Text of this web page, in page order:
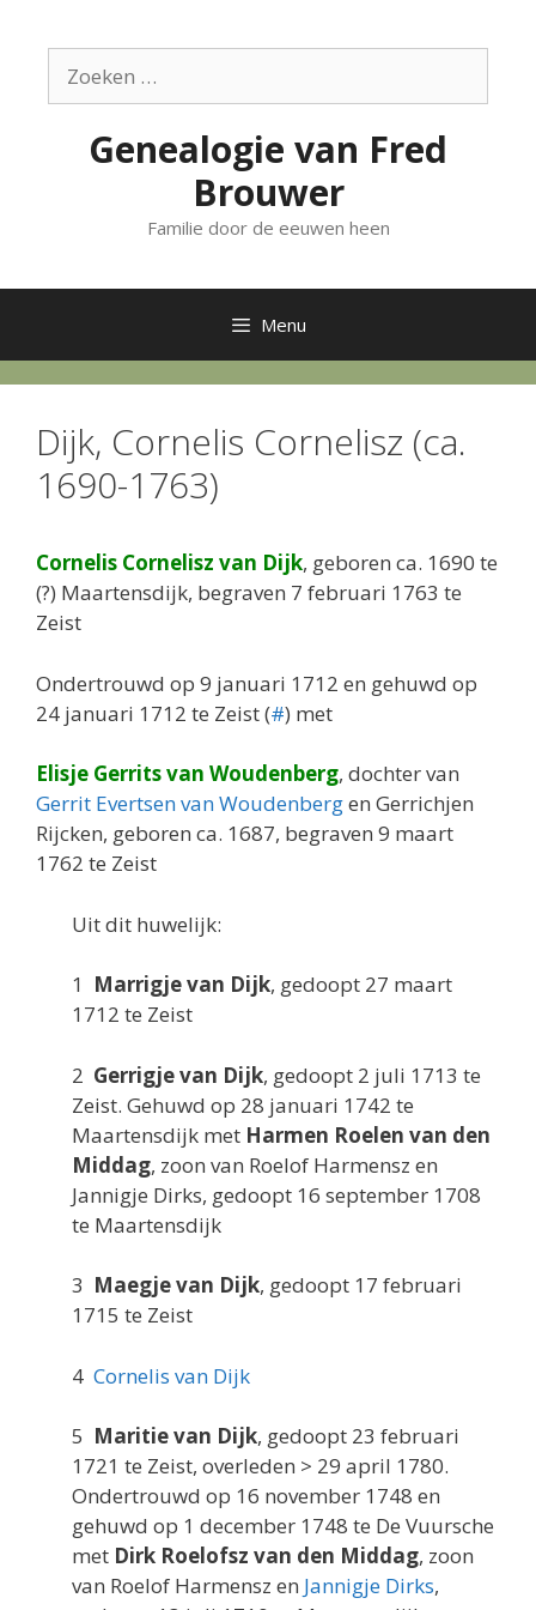
inhoudnaar:
Genealogie van Fred
Brouwer
Familie door de eeuwen heen
Menu
Dijk, Cornelis Cornelisz (ca.
1690-1763)
Cornelis Cornelisz van Dijk, geboren ca. 1690 te
(?) Maartensdijk, begraven 7 februari 1763 te
Zeist
Ondertrouwd op 9 januari 1712 en gehuwd op
24 januari 1712 te Zeist (#) met
Elisje Gerrits van Woudenberg, dochter van
Gerrit Evertsen van Woudenbergen Gerrichjen
Rijcken, geboren ca. 1687, begraven 9 maart
1762 te Zeist
Uit dit huwelijk:
1 Marrigje van Dijk, gedoopt 27 maart
1712 te Zeist
2 Gerrigje van Dijk, gedoopt 2 juli 1713 te
Zeist. Gehuwd op 28 januari 1742 te
Maartensdijk met Harmen Roelen van den
Middag, zoon van Roelof Harmensz en
Jannigje Dirks, gedoopt 16 september 1708
te Maartensdijk
3 Maegje van Dijk, gedoopt 17 februari
1715 te Zeist
4 Cornelis van Dijk
5 Maritie van Dijk, gedoopt 23 februari
1721 te Zeist, overleden > 29 april 1780.
Ondertrouwd op 16 november 1748 en
gehuwd op 1 december 1748 te De Vuursche
met Dirk Roelofsz van den Middag, zoon
van Roelof Harmensz en Jannigje Dirks,